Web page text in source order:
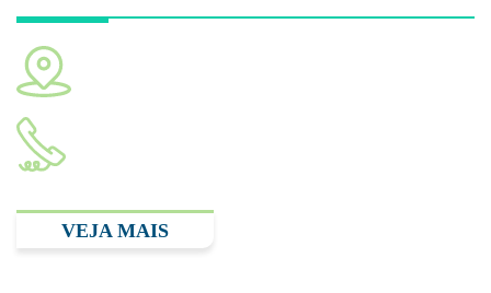
VEJA MAIS